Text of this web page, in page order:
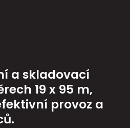
a skladovací
19 x 95 m,
provoz a